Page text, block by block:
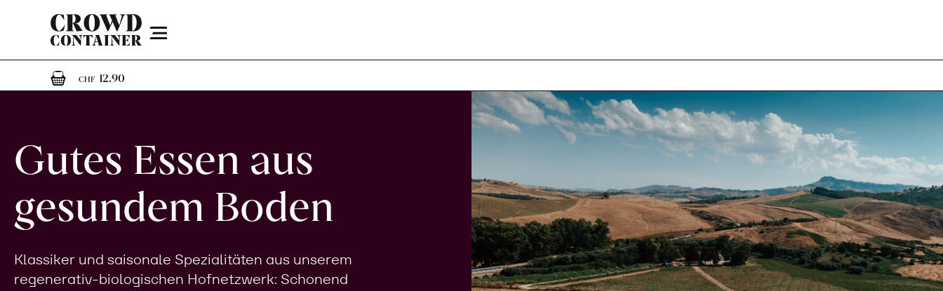
Menu
CHF 12.901 Artikel im Warenkorb
Gutes Essen aus
gesundem Boden
Klassiker und saisonale Spezialitäten aus unserem
regenerativ-biologischen Hofnetzwerk: Schonend